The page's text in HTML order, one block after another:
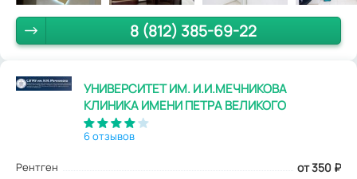
8 (812) 385-69-22
УНИВЕРСИТЕТ ИМ. И.И.МЕЧНИКОВА
КЛИНИКА ИМЕНИ ПЕТРА ВЕЛИКОГО
6 отзывов
Рентген от 350 ₽